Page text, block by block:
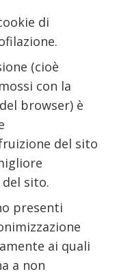
di
(cioè
con la
browser) è
del sito
del sito.
presenti
ai quali
a non